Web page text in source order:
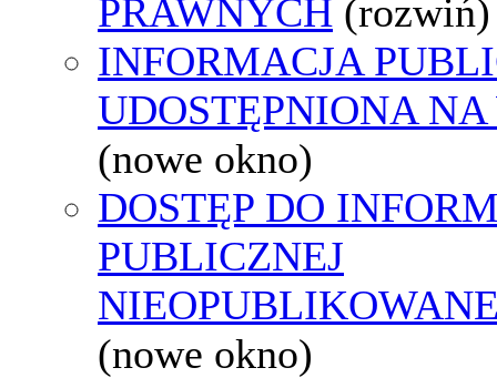
PRAWNYCH (rozwiń)
INFORMACJA
UDOSTĘPNIONA
(nowe okno)
DOSTĘP DO
PUBLICZNEJ
(nowe okno)